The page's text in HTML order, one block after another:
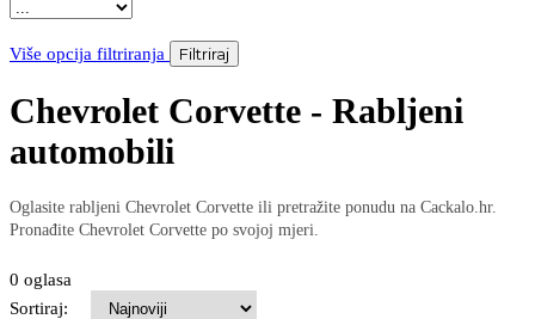
Više opcija filtriranja Filtriraj
Chevrolet Corvette - Rabljeni
automobili
Oglasite rabljeni Chevrolet Corvette ili pretražite ponudu na Cackalo.hr.
Pronađite Chevrolet Corvette po svojoj mjeri.
0 oglasa
Sortiraj: